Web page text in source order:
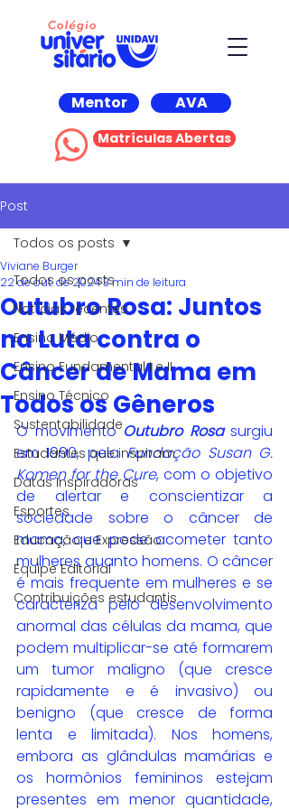
Mentor AVA
Matrículas Abertas
Post
Todos os posts
Notícias recentes
Ensino Médio
Ensino Fundamental I e II
Ensino Técnico
Sustentabilidade
Estudantes que inspiram
Datas Inspiradoras
Esportes
Educação e Expressão
Equipe Editorial
Contribuições estudantis
Todos os posts
Outubro Rosa: Juntos
na Luta contra o
Câncer de Mama em
Todos os Gêneros
Viviane Burger
22 de out. de 20243 min de leitura
O movimento Outubro Rosa surgiu
em 1990, pela Fundação Susan G.
Komen for the Cure, com o objetivo
de alertar e conscientizar a
sociedade sobre o câncer de
mama, que pode acometer tanto
mulheres quanto homens. O câncer
é mais frequente em mulheres e se
caracteriza pelo desenvolvimento
anormal das células da mama, que
podem multiplicar-se até formarem
um tumor maligno (que cresce
rapidamente e é invasivo) ou
benigno (que cresce de forma
lenta e limitada). Nos homens,
embora as glândulas mamárias e
os hormônios femininos estejam
presentes em menor quantidade,